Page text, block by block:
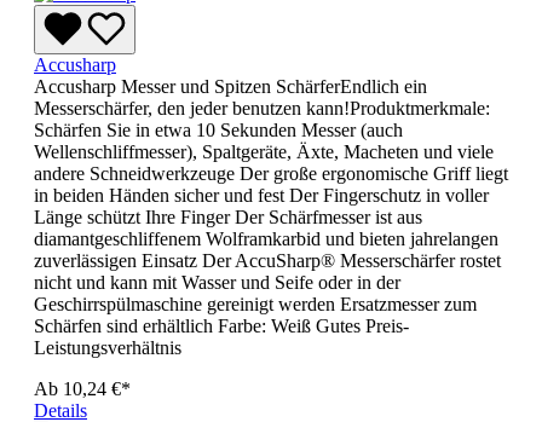
Accusharp
Accusharp Messer und Spitzen SchärferEndlich ein
Messerschärfer, den jeder benutzen kann!Produktmerkmale:
Schärfen Sie in etwa 10 Sekunden Messer (auch
Wellenschliffmesser), Spaltgeräte, Äxte, Macheten und viele
andere Schneidwerkzeuge Der große ergonomische Griff liegt
in beiden Händen sicher und fest Der Fingerschutz in voller
Länge schützt Ihre Finger Der Schärfmesser ist aus
diamantgeschliffenem Wolframkarbid und bieten jahrelangen
zuverlässigen Einsatz Der AccuSharp® Messerschärfer rostet
nicht und kann mit Wasser und Seife oder in der
Geschirrspülmaschine gereinigt werden Ersatzmesser zum
Schärfen sind erhältlich Farbe: Weiß Gutes Preis-
Leistungsverhältnis
Ab 10,24 €*
Details